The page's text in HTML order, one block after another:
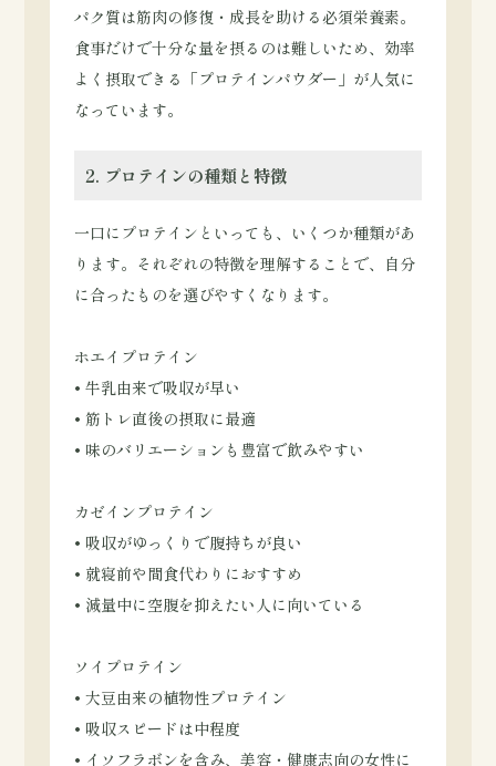
パク質は筋肉の修復・成長を助ける必須栄養素。
食事だけで十分な量を摂るのは難しいため、効率
よく摂取できる「プロテインパウダー」が人気に
なっています。
2. プロテインの種類と特徴
一口にプロテインといっても、いくつか種類があ
ります。それぞれの特徴を理解することで、自分
に合ったものを選びやすくなります。
ホエイプロテイン
• 牛乳由来で吸収が早い
• 筋トレ直後の摂取に最適
• 味のバリエーションも豊富で飲みやすい
カゼインプロテイン
• 吸収がゆっくりで腹持ちが良い
• 就寝前や間食代わりにおすすめ
• 減量中に空腹を抑えたい人に向いている
ソイプロテイン
• 大豆由来の植物性プロテイン
• 吸収スピードは中程度
• イソフラボンを含み、美容・健康志向の女性に